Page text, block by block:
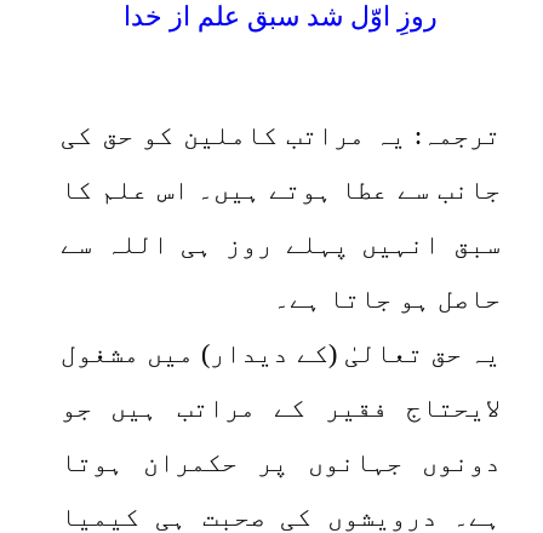
روزِ اوّل شد سبق علم از خدا
ترجمہ: یہ مراتب کاملین کو حق کی
جانب سے عطا ہوتے ہیں۔ اس علم کا
سبق انہیں پہلے روز ہی اللہ سے
حاصل ہو جاتا ہے۔
یہ حق تعالیٰ (کے دیدار) میں مشغول
لایحتاج فقیر کے مراتب ہیں جو
دونوں جہانوں پر حکمران ہوتا
ہے۔ درویشوں کی صحبت ہی کیمیا